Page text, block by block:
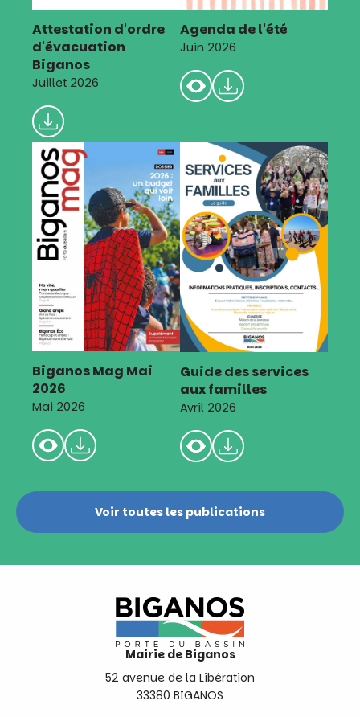
Attestation d'ordre
d'évacuation
Biganos
Juillet 2026
Agenda de l'été
Juin 2026
Biganos Mag Mai
2026
Mai 2026
Guide des services
aux familles
Avril 2026
Voir toutes les publications
Mairie de Biganos
52 avenue de la Libération
33380 BIGANOS